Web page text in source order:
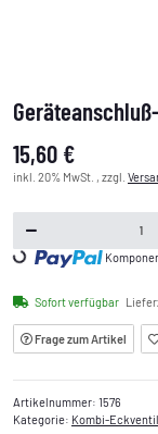
15,60 €
inkl. 20% MwSt. , zzgl.
Loading...
Sofort verfügbar
Frage zum Artikel
Artikelnummer: 1576
Kategorie: Kombi-